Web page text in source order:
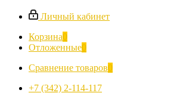
Личный кабинет
Корзина0
Отложенные0
Сравнение товаров0
+7 (342) 2-114-117